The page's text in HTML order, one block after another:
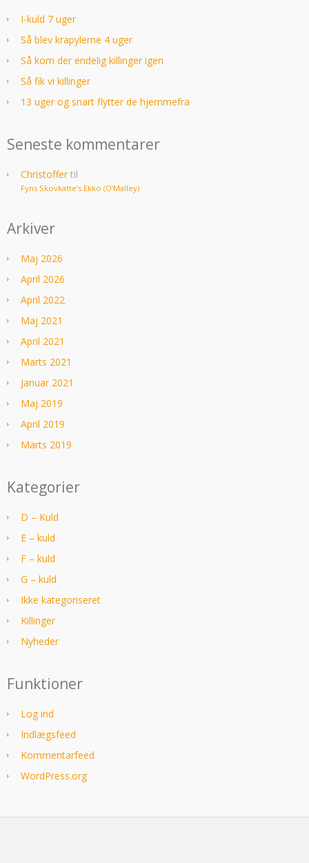
I-kuld 7 uger
Så blev krapylerne 4 uger
Så kom der endelig killinger igen
Så fik vi killinger
13 uger og snart flytter de hjemmefra
Seneste kommentarer
Christoffertil
Fyns Skovkatte’s Ekko (O’Malley)
Arkiver
Maj 2026
April 2026
April 2022
Maj 2021
April 2021
Marts 2021
Januar 2021
Maj 2019
April 2019
Marts 2019
Kategorier
D – Kuld
E – kuld
F – kuld
G – kuld
Ikke kategoriseret
Killinger
Nyheder
Funktioner
Log ind
Indlægsfeed
Kommentarfeed
WordPress.org